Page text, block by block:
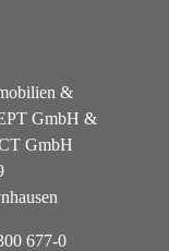
&
GmbH &
GmbH
677-0